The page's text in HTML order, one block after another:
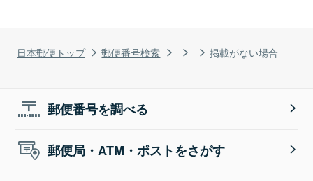
日本郵便トップ 郵便番号検索 掲載がない場合
郵便番号を調べる
郵便局・ATM・ポストをさがす